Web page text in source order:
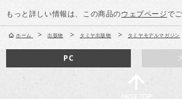
もっと詳しい情報は、この商品のウェブページで
ホーム > 出版物 > タミヤ出版物 > タミヤモデルマガジン
PC